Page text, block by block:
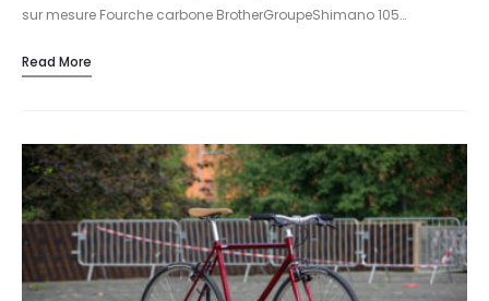
sur mesure Fourche carbone BrotherGroupeShimano 105…
Read More